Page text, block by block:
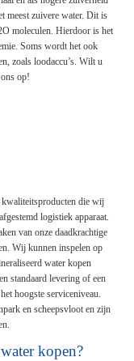
meest zuivere water. Dit is
moleculen. Hierdoor is het
Soms wordt het ook
zoals loodaccu’s. Wilt u
op!
die wij
logistiek apparaat.
van onze daadkrachtige
Wij kunnen inspelen op
water kopen
standaard levering of een
hoogste serviceniveau.
en scheepsvloot en zijn
kopen?